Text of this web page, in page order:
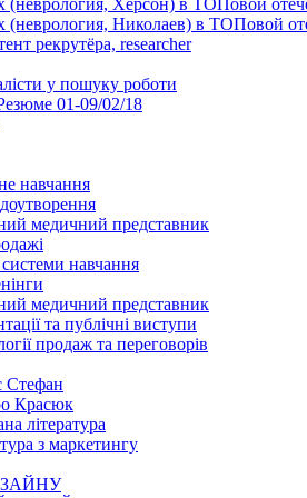
Херсон) в ТОПовой
Николаев) в ТОПовой
рекрутёра, researcher
у пошуку роботи
01-09/02/18
навчання
медичний представник
навчання
медичний представник
та публічні виступи
продаж та переговорів
Стефан
Красюк
література
з маркетингу